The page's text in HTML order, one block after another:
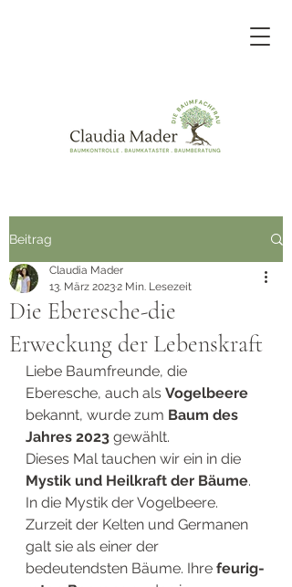
Beitrag
Die Eberesche-die
Erweckung der Lebenskraft
Claudia Mader
13. März 20232 Min. Lesezeit
Liebe Baumfreunde, die
Eberesche, auch als Vogelbeere
bekannt, wurde zum Baum des
Jahres 2023 gewählt.
Dieses Mal tauchen wir ein in die
Mystik und Heilkraft der Bäume.
In die Mystik der Vogelbeere.
Zurzeit der Kelten und Germanen
galt sie als einer der
bedeutendsten Bäume. Ihre feurig-